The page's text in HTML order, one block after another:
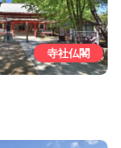
寺社仏閣